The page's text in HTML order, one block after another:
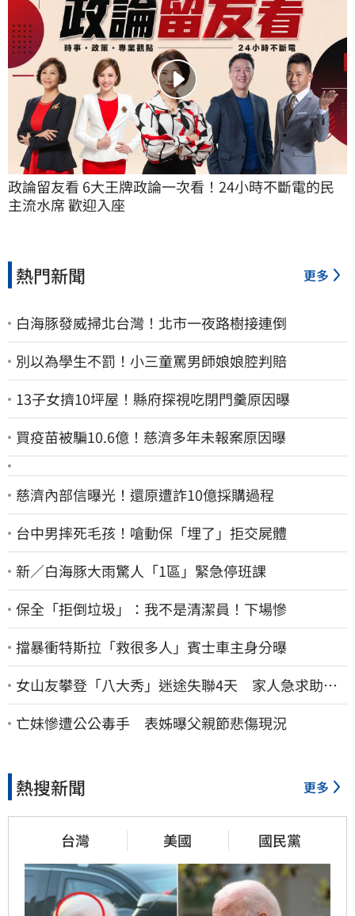
政論留友看 6大王牌政論一次看！24小時不斷電的民
主流水席 歡迎入座
熱門新聞 更多
白海豚發威掃北台灣！北市一夜路樹接連倒
別以為學生不罰！小三童罵男師娘娘腔判賠
13子女擠10坪屋！縣府探視吃閉門羹原因曝
買疫苗被騙10.6億！慈濟多年未報案原因曝
慈濟內部信曝光！還原遭詐10億採購過程
台中男摔死毛孩！嗆動保「埋了」拒交屍體
新／白海豚大雨驚人「1區」緊急停班課
保全「拒倒垃圾」：我不是清潔員！下場慘
擋暴衝特斯拉「救很多人」賓士車主身分曝
女山友攀登「八大秀」迷途失聯4天 家人急求助：
剩我媽還沒找到
亡妹慘遭公公毒手 表姊曝父親節悲傷現況
熱搜新聞 更多
台灣 美國 國民黨